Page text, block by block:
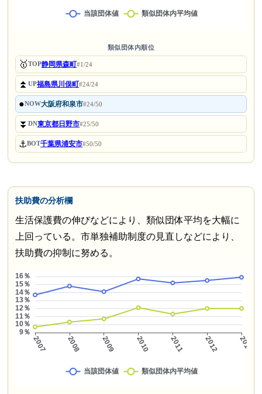
類似団体内順位
🥇TOP静岡県森町#1/24
⏫UP福島県川俣町#24/24
●NOW大阪府和泉市#24/50
⏬DN東京都日野市#25/50
⚓BOT千葉県浦安市#50/50
扶助費の分析欄
生活保護費の伸びなどにより、類似団体平均を大幅に
上回っている。市単独補助制度の見直しなどにより、
扶助費の抑制に努める。